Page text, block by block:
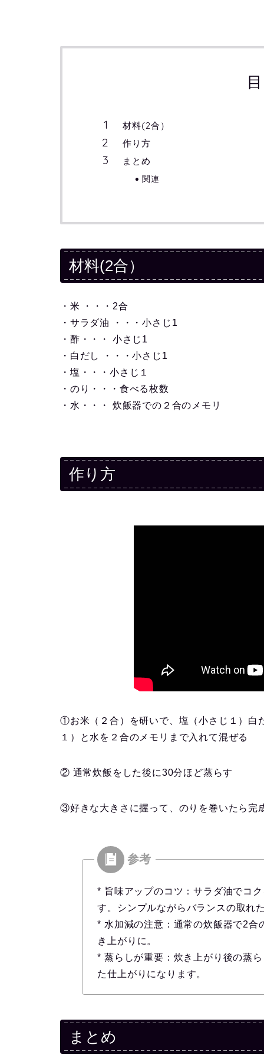
材料(2合）
作り方
まとめ
関連
材料(2合）
・米 ・・・2合
・サラダ油 ・・・小さじ1
・酢・・・ 小さじ1
・白だし ・・・小さじ1
・塩・・・小さじ１
・のり・・・食べる枚数
・水・・・ 炊飯器での２合のメモリ
作り方
①お米（２合）を研いで、塩（小さじ１）白
１）と水を２合のメモリまで入れて混ぜる
② 通常炊飯をした後に30分ほど蒸らす
③好きな大きさに握って、のりを巻いたら完
* 旨味アップのコツ：サラダ油でコ
す。シンプルながらバランスの取れ
* 水加減の注意：通常の炊飯器で2合
き上がりに。
* 蒸らしが重要：炊き上がり後の蒸
た仕上がりになります。
まとめ